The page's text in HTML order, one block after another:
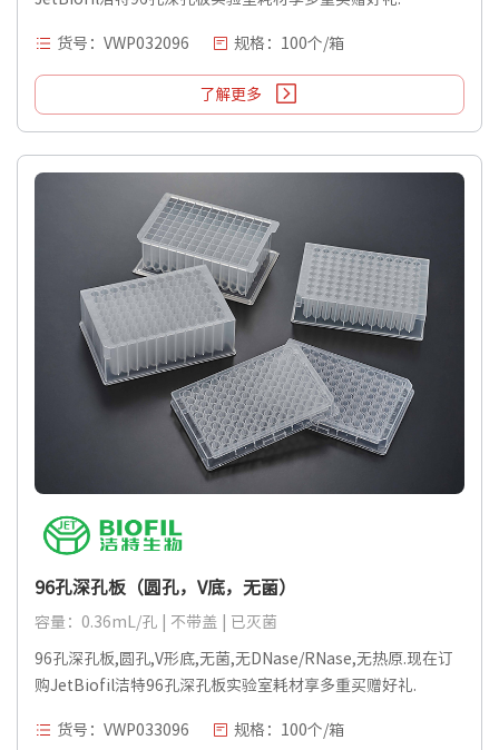
货号：VWP032096 规格：100个/箱
了解更多
96孔深孔板（圆孔，V底，无菌）
容量：0.36mL/孔 | 不带盖 | 已灭菌
96孔深孔板,圆孔,V形底,无菌,无DNase/RNase,无热原.现在订
购JetBiofil洁特96孔深孔板实验室耗材享多重买赠好礼.
货号：VWP033096 规格：100个/箱